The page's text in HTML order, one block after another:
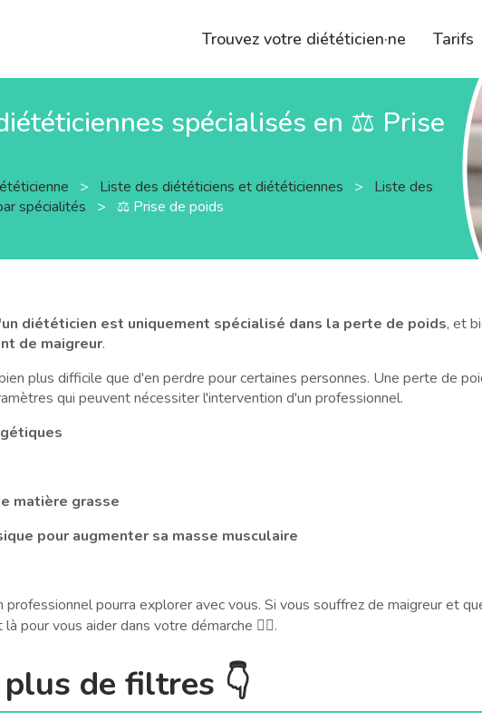
Trouvez votre diététicien·ne Tarifs
spécialisés en ⚖️ Prise
> Liste des diététiciens et diététiciennes >
Liste des
spécialités
> ⚖️ Prise de poids
diététicien est uniquement spécialisé dans la perte de poids, et
de maigreur.
plus difficile que d'en perdre pour certaines personnes. Une perte de
qui peuvent nécessiter l'intervention d'un professionnel.
matière grasse
pour augmenter sa masse musculaire
pourra explorer avec vous. Si vous souffrez de maigreur et
là pour vous aider dans votre démarche 🧑‍⚕️.
de filtres 👇